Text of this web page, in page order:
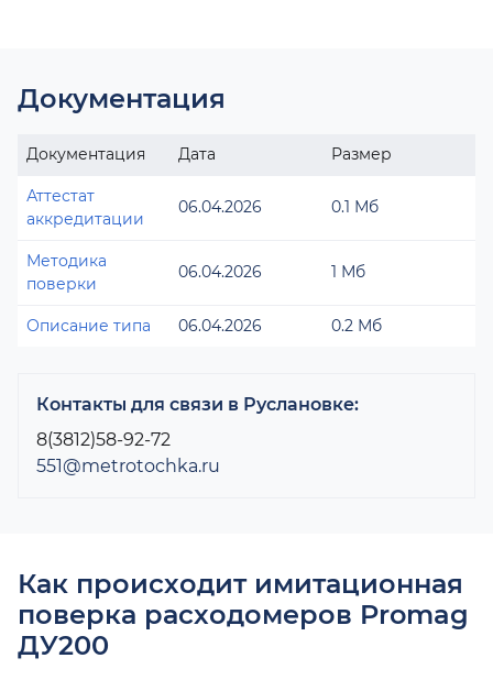
Документация
Документация Дата Размер
Аттестат
аккредитации
06.04.2026 0.1 Мб
Методика
поверки
06.04.2026 1 Мб
Описание типа 06.04.2026 0.2 Мб
Контакты для связи в Руслановке:
8(3812)58-92-72
551@metrotochka.ru
Как происходит имитационная
поверка расходомеров Promag
ДУ200